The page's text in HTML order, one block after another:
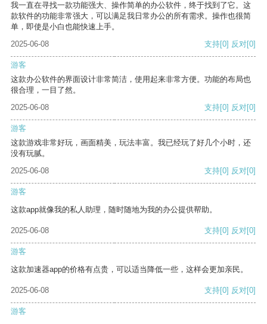
我一直在寻找一款功能强大、操作简单的办公软件，终于找到了它。这
款软件的功能非常强大，可以满足我日常办公的所有需求。操作也很简
单，即使是小白也能快速上手。
2025-06-08
支持[0] 反对[0]
游客
这款办公软件的界面设计非常简洁，使用起来非常方便。功能的布局也
很合理，一目了然。
2025-06-08
支持[0] 反对[0]
游客
这款游戏非常好玩，画面精美，玩法丰富。我已经玩了好几个小时，还
没有玩腻。
2025-06-08
支持[0] 反对[0]
游客
这款app就像我的私人助理，随时随地为我的办公提供帮助。
2025-06-08 支持[0] 反对[0]
游客
这款加速器app的价格有点贵，可以适当降低一些，这样会更加亲民。
2025-06-08 支持[0] 反对[0]
游客